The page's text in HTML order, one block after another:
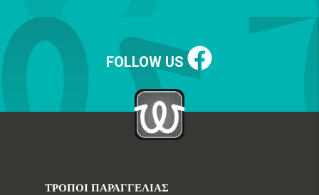
FOLLOW US
ΤΡΟΠΟΙ ΠΑΡΑΓΓΕΛΙΑΣ